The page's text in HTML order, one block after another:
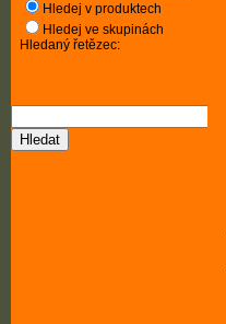
Hledej v produktech
Hledej ve skupinách
Hledaný řetězec: